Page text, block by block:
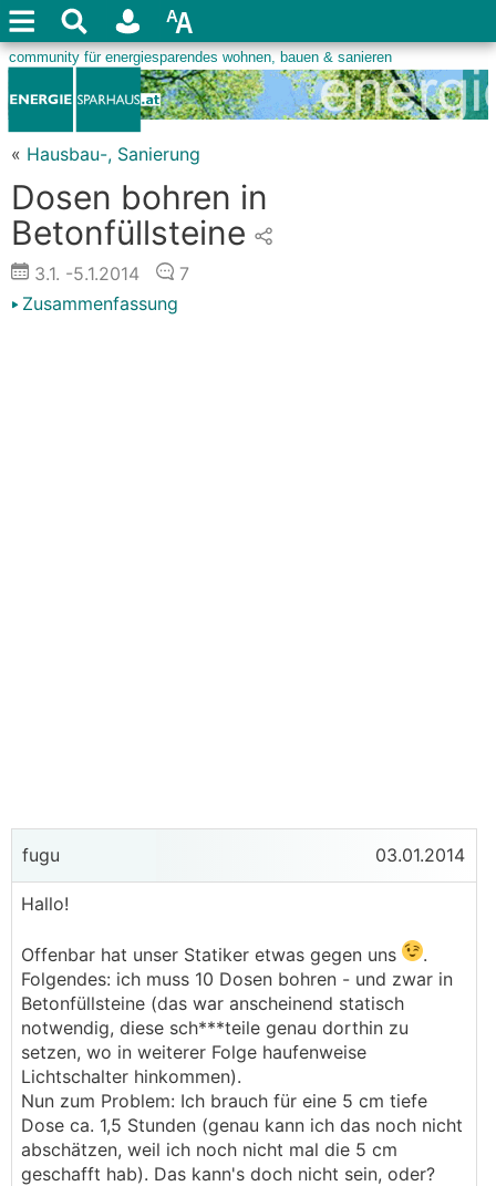
« Hausbau-, Sanierung
Dosen bohren in
Betonfüllsteine
3.1. -5.1.2014
7
Zusammenfassung
fugu 03.01.2014
Hallo!
Offenbar hat unser Statiker etwas gegen uns
.
Folgendes: ich muss 10 Dosen bohren - und zwar in
Betonfüllsteine (das war anscheinend statisch
notwendig, diese sch***teile genau dorthin zu
setzen, wo in weiterer Folge haufenweise
Lichtschalter hinkommen).
Nun zum Problem: Ich brauch für eine 5 cm tiefe
Dose ca. 1,5 Stunden (genau kann ich das noch nicht
abschätzen, weil ich noch nicht mal die 5 cm
geschafft hab). Das kann's doch nicht sein, oder?